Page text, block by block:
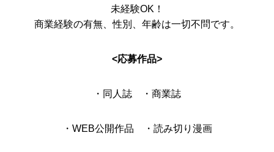
未経験OK！
商業経験の有無、性別、年齢は一切不問です。
<応募作品>
・同人誌 ・商業誌
・WEB公開作品 ・読み切り漫画